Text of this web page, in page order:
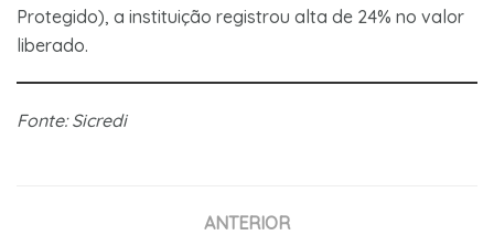
Protegido), a instituição registrou alta de 24% no valor
liberado.
Fonte: Sicredi
ANTERIOR